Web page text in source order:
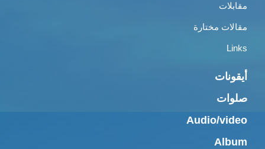
مقابلات
مقالات مختارة
Links
أيقونات
صلوات
Audio/video
Album